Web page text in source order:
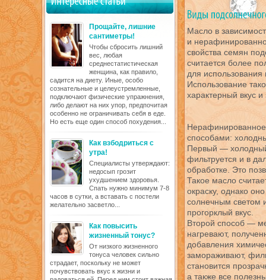
Прощайте, лишние
сантиметры!
Чтобы сбросить лишний
вес, любая
среднестатистическая
женщина, как правило,
садится на диету. Иные, особо
сознательные и целеустремленные,
подключают физические упражнения,
либо делают на них упор, предпочитая
особенно не ограничивать себя в еде.
Но есть еще один способ похудения...
Как взбодриться с
утра!
Специалисты утверждают:
недосып грозит
ухудшением здоровья.
Спать нужно минимум 7-8
часов в сутки, а вставать с постели
желательно засветло...
Как повысить
жизненный тонус?
От низкого жизненного
тонуса человек сильно
страдает, поскольку не может
почувствовать вкус к жизни и
Масло в
и
свойства семян
считается более
для использования
Использование
характерный вкус
Нерафинированное
способами:
Первый —
фильтруется и в
обработке. Это
Такое масло
окраску, однако
солнечным светом
прогорклый вкус.
Второй способ —
нагревают,
добавления
замораживают,
становится
а также все